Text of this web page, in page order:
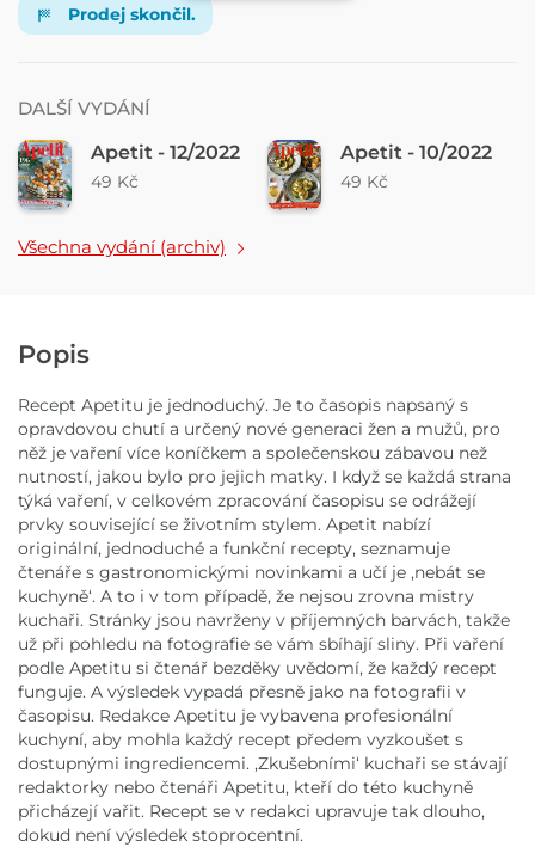
Prodej skončil.
DALŠÍ VYDÁNÍ
Apetit - 12/2022
49 Kč
Apetit - 10/2022
49 Kč
Všechna vydání (archiv)
Popis
Recept Apetitu je jednoduchý. Je to časopis napsaný s
opravdovou chutí a určený nové generaci žen a mužů, pro
něž je vaření více koníčkem a společenskou zábavou než
nutností, jakou bylo pro jejich matky. I když se každá strana
týká vaření, v celkovém zpracování časopisu se odrážejí
prvky související se životním stylem. Apetit nabízí
originální, jednoduché a funkční recepty, seznamuje
čtenáře s gastronomickými novinkami a učí je ,nebát se
kuchyně‘. A to i v tom případě, že nejsou zrovna mistry
kuchaři. Stránky jsou navrženy v příjemných barvách, takže
už při pohledu na fotografie se vám sbíhají sliny. Při vaření
podle Apetitu si čtenář bezděky uvědomí, že každý recept
funguje. A výsledek vypadá přesně jako na fotografii v
časopisu. Redakce Apetitu je vybavena profesionální
kuchyní, aby mohla každý recept předem vyzkoušet s
dostupnými ingrediencemi. ,Zkušebními‘ kuchaři se stávají
redaktorky nebo čtenáři Apetitu, kteří do této kuchyně
přicházejí vařit. Recept se v redakci upravuje tak dlouho,
dokud není výsledek stoprocentní.